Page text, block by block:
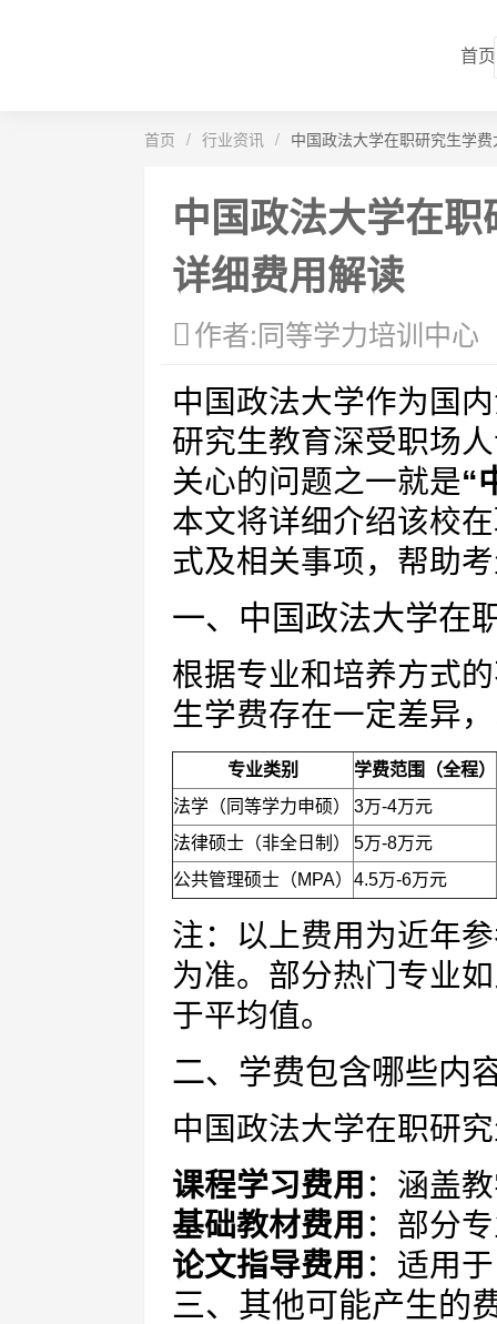
首页
首页 / 行业资讯 / 中国政法大学在职研究生学
中国政法大学在
详细费用解读
作者:同等学力培训中心
中国政法大学作为国
研究生教育深受职场
关心的问题之一就是“
本文将详细介绍该校
式及相关事项，帮助
一、中国政法大学在
根据专业和培养方式
生学费存在一定差异
专业类别
学费范围（全程）
法学（同等学力申硕）
3万-4万元
法律硕士（非全日制）
5万-8万元
公共管理硕士（MPA） 4.5万-6万元
注：以上费用为近年
为准。部分热门专业如
于平均值。
二、学费包含哪些内
中国政法大学在职研
课程学习费用 ：涵盖
基础教材费用 ：部分
论文指导费用 ：适用
三、其他可能产生的